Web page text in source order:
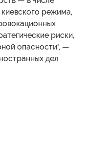
режима,
риски,
опасности", —
дел